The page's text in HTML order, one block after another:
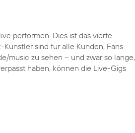
performen. Dies ist das vierte
sind für alle Kunden, Fans
music zu sehen – und zwar so lange,
haben, können die Live-Gigs